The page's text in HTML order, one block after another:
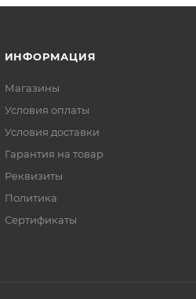
ИНФОРМАЦИЯ
Магазины
Условия оплаты
Условия доставки
Гарантия на товар
Реквизиты
Политика
Сертификаты